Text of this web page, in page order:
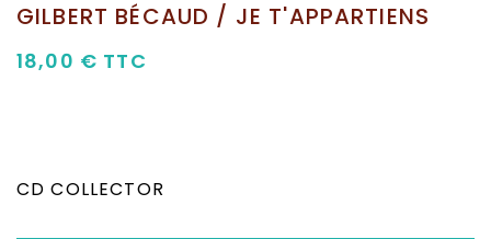
GILBERT BÉCAUD / JE T'APPARTIENS
18,00 € TTC
CD COLLECTOR